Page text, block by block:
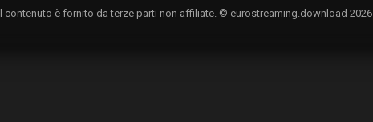
contenuto è fornito da terze parti non affiliate. © eurostreaming.download 2026